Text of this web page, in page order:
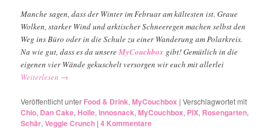
Manche sagen, dass der Winter im Februar am kältesten ist. Graue
Wolken, starker Wind und arktischer Schneeregen machen selbst den
Weg ins Büro oder in die Schule zu einer Wanderung am Polarkreis.
Na wie gut, dass es da unsereMyCouchbox gibt! Gemütlich in die
eigenen vier Wände gekuschelt versorgen wir euch mit allerlei
Weiterlesen →
Veröffentlicht unter Food & Drink,MyCouchbox |Verschlagwortet mit
Chio, Dan Cake,Holle,Innosnack,MyCouchbox, PIX, Rosengarten,
Schär,Veggie Crunch |4 Kommentare